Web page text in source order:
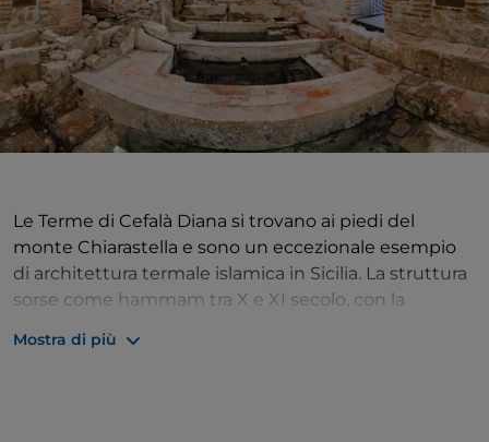
Le Terme di Cefalà Diana si trovano ai piedi del
monte Chiarastella e sono un eccezionale esempio
di architettura termale islamica in Sicilia. La struttura
sorse come hammam tra X e XI secolo, con la
raccoglievano acqua calda dalla locale sorgente
Mostra di più